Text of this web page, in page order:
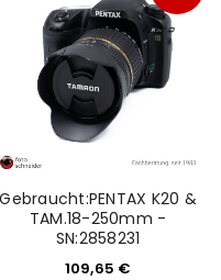
Gebraucht:PENTAX K20 &
TAM.18-250mm -
SN:2858231
109,65 €